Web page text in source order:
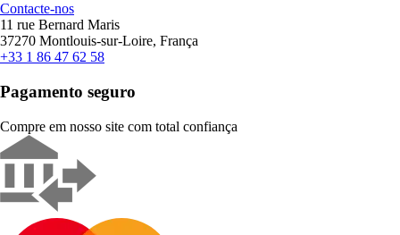
Contacte-nos
11 rue Bernard Maris
37270 Montlouis-sur-Loire, França
+33 1 86 47 62 58
Pagamento seguro
Compre em nosso site com total confiança